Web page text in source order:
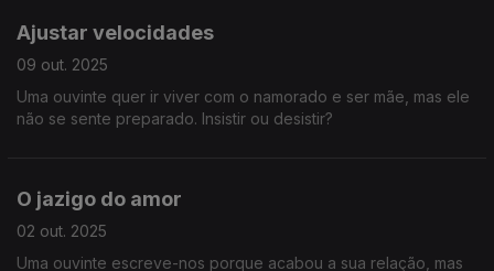
Ajustar velocidades
09 out. 2025
Uma ouvinte quer ir viver com o namorado e ser mãe, mas ele
não se sente preparado. Insistir ou desistir?
O jazigo do amor
02 out. 2025
Uma ouvinte escreve-nos porque acabou a sua relação, mas